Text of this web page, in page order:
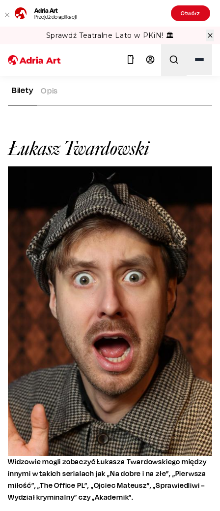
Adria Art
Przejdź do aplikacji Otwórz
Sprawdź Teatralne Lato w PKiN! 🏛️
ADRIA ART
Łukasz Twardowski
Bilety Opis
Widzowie mogli zobaczyć Łukasza Twardowskiego między
innymi w takich serialach jak „Na dobre i na złe”, „Pierwsza
miłość”, „The Office PL”, „Ojciec Mateusz”, „Sprawiedliwi –
Wydział kryminalny” czy „Akademik”.